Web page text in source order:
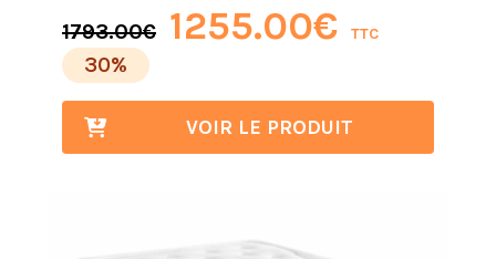
1793.00€ 1255.00€ TTC
30%
VOIR LE PRODUIT